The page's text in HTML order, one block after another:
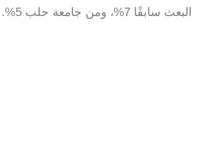
البعث سابقًا 7%، ومن جامعة حلب 5%.